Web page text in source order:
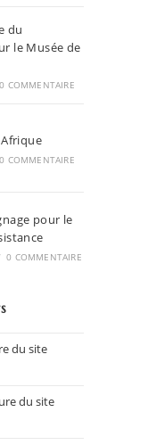
du
le Musée de
0 COMMENTAIRE
0 COMMENTAIRE
pour le
0 COMMENTAIRE
du site
du site